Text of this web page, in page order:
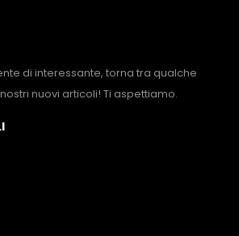
di interessante, torna tra qualche
nuovi articoli! Ti aspettiamo.